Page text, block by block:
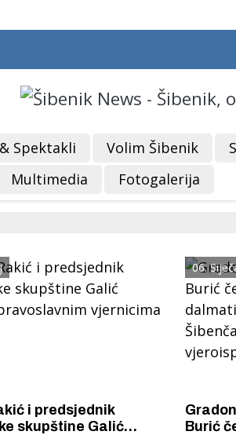
Spektakli Volim Šibenik
Multimedia Fotogalerija
i predsjednik
skupštine Galić
06.
Burić